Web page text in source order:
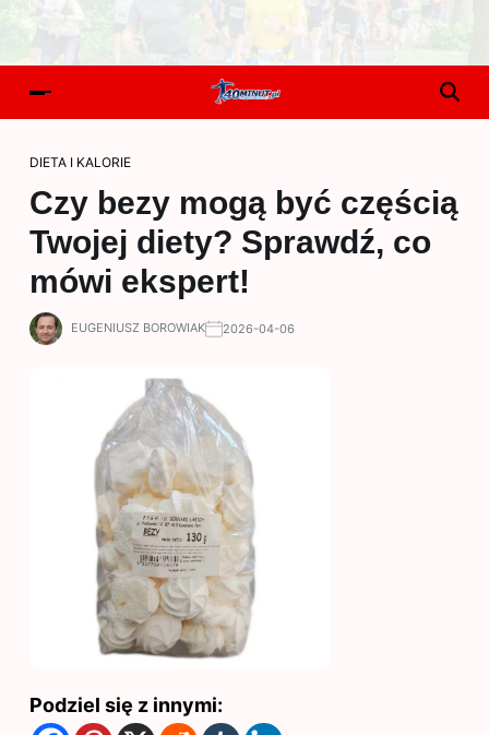
DIETA I KALORIE
Czy bezy mogą być częścią
Twojej diety? Sprawdź, co
mówi ekspert!
EUGENIUSZ BOROWIAK 2026-04-06
Podziel się z innymi: